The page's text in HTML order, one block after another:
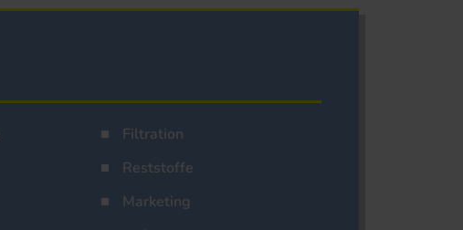
Filtration
Reststoffe
Marketing